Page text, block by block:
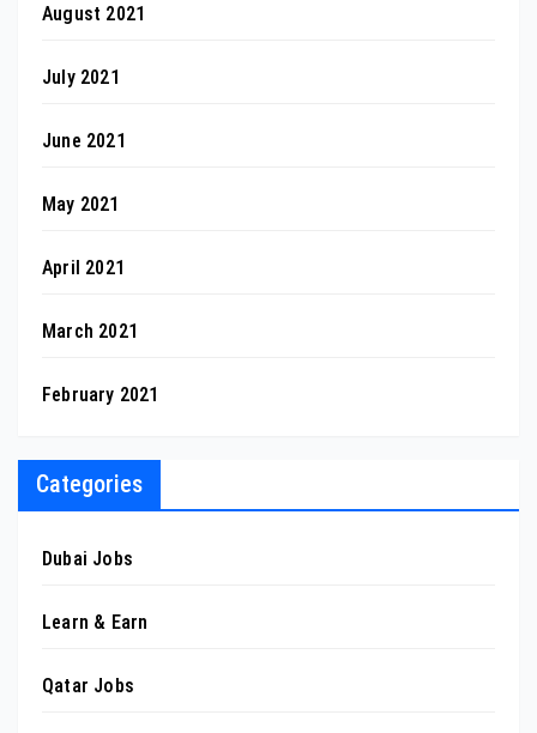
August 2021
July 2021
June 2021
May 2021
April 2021
March 2021
February 2021
Categories
Dubai Jobs
Learn & Earn
Qatar Jobs